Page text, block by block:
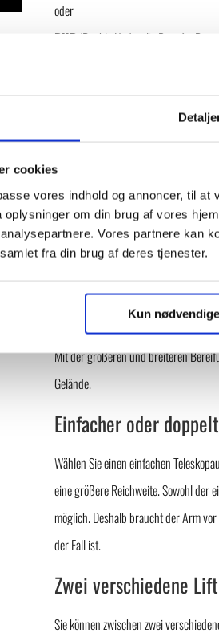
cookies
vores indhold og annoncer, til
om din brug af vores
Vores partnere kan
fra din brug af deres tjenester.
Kun
oder
DHB (Double Hydraulic Boom) =
Steuerung mehrerer hydraulischer
oder
PSAC
stufenloser Steuerung von jeweils
Wählen Sie
Alle Winlet 400 Glaslifter sind
sich auf beengtem Raum leicht
Mit der größeren und breiteren
Gelände.
Einfacher oder
Wählen Sie einen einfachen
eine größere Reichweite. Sowohl der
möglich. Deshalb braucht der Arm
der Fall ist.
Zwei verschiedene
Sie können zwischen zwei